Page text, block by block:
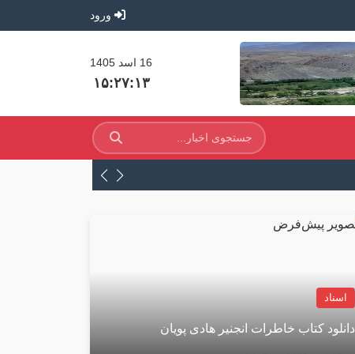
ورود
16 اسد 1405
۱۵:۲۷:۱۵
نظر هوش مصنوعی در
اسناد
دانلود کتاب خاطرات انجنیر هادی پویان